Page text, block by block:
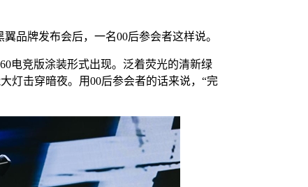
品牌发布会后，一名00后参会者这样说。
电竞版涂装形式出现。泛着荧光的清新绿
灯击穿暗夜。用00后参会者的话来说，“完